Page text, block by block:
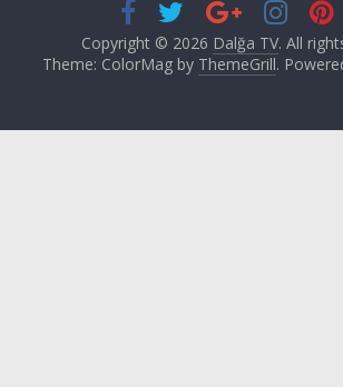
Copyright © 2026 Dalğa TV. All
Theme: ColorMag by ThemeGrill.